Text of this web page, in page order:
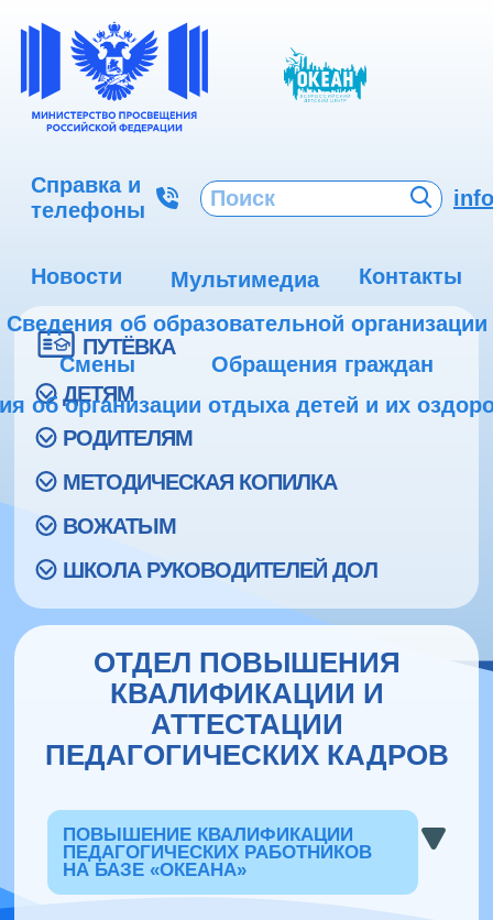
Справка и
телефоны
Новости Мультимедиа
Контакты
Сведения об образовательной организации
Смены
Обращения граждан
об организации отдыха детей и их
ПУТЁВКА
ДЕТЯМ
РОДИТЕЛЯМ
МЕТОДИЧЕСКАЯ КОПИЛКА
ВОЖАТЫМ
ШКОЛА РУКОВОДИТЕЛЕЙ ДОЛ
ОТДЕЛ ПОВЫШЕНИЯ
КВАЛИФИКАЦИИ И
АТТЕСТАЦИИ
ПЕДАГОГИЧЕСКИХ КАДРОВ
ПОВЫШЕНИЕ КВАЛИФИКАЦИИ
ПЕДАГОГИЧЕСКИХ РАБОТНИКОВ
НА БАЗЕ «ОКЕАНА»